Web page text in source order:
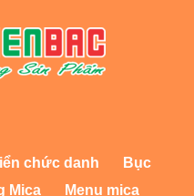
chức danh
Bục
Mica
Menu mica